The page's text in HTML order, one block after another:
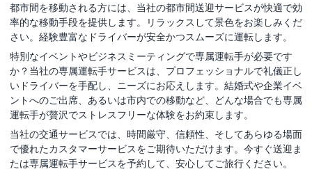
都市間を移動される方には、当社の都市間送迎サービスが快適で効
率的な移動手段を提供します。リラックスして景色をお楽しみくだ
さい。経験豊富なドライバーが安全かつスムーズに運転します。
特別なイベントやビジネスミーティングで専属運転手が必要です
か？当社の専属運転手サービスは、プロフェッショナルで礼儀正し
いドライバーを手配し、ニーズにお応えします。結婚式や企業イベ
ントへのご出席、あるいは市内での移動など、どんな場合でも専属
運転手が贅沢でストレスフリーな体験をお約束します。
当社の交通サービスでは、時間厳守、信頼性、そしてあらゆる場面
で優れたカスタマーサービスをご期待いただけます。今すぐ送迎ま
たは専属運転手サービスを予約して、安心してご旅行ください。